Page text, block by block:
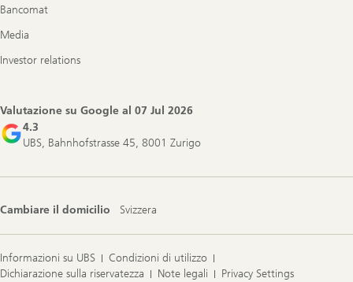
Bancomat
Media
Investor relations
Valutazione su Google al 07 Jul 2026
4.3
UBS, Bahnhofstrasse 45, 8001 Zurigo
Cambiare il domicilio Svizzera
Informazioni su UBS
Condizioni di utilizzo
Dichiarazione sulla riservatezza
Note legali Privacy Settings